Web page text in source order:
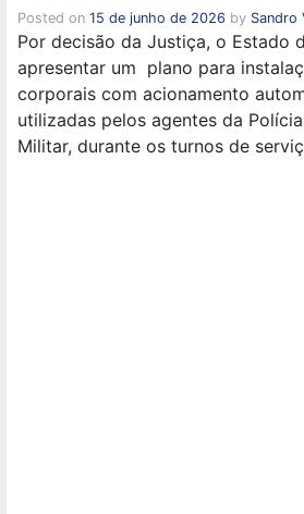
Posted on 15 de junho de 2026 by Sandro
Por decisão da Justiça, o Estado
apresentar um plano para
corporais com acionamento
utilizadas pelos agentes da
Militar, durante os turnos de